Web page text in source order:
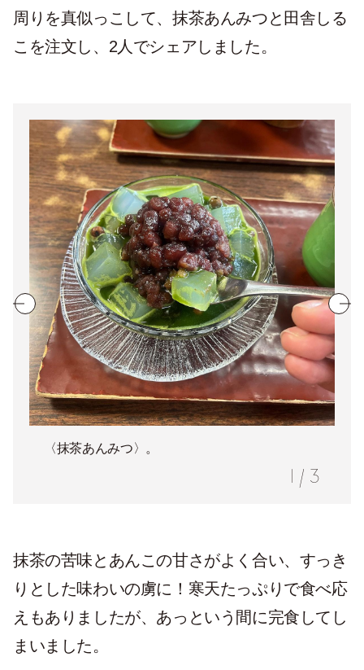
周りを真似っこして、抹茶あんみつと田舎しる
こを注文し、2人でシェアしました。
〈抹茶あんみつ〉。
1 / 3
抹茶の苦味とあんこの甘さがよく合い、すっき
りとした味わいの虜に！寒天たっぷりで食べ応
えもありましたが、あっという間に完食してし
まいました。